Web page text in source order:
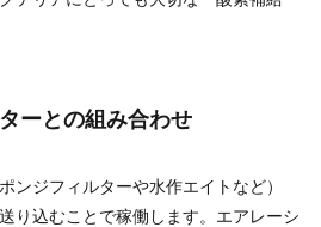
ーとの組み合わせ
ンジフィルターや水作エイトなど）
り込むことで稼働します。エアレーシ